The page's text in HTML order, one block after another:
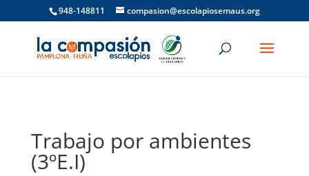
948-148811 compasion@escolapiosemaus.org
Trabajo por ambientes
(3ºE.I)